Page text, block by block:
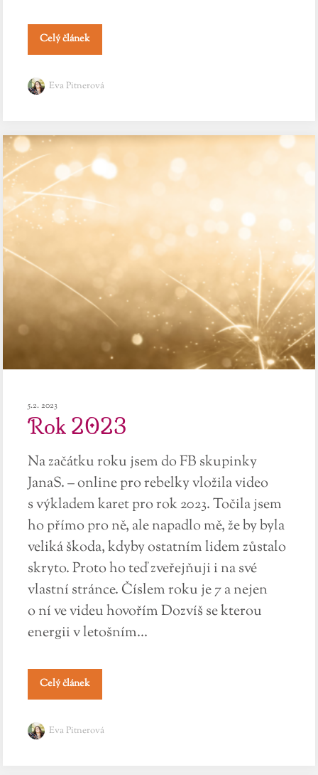
Celý článek
Eva Pitnerová
5.2. 2023
Rok 2023
Na začátku roku jsem do FB skupinky
JanaS. – online pro rebelky vložila video
s výkladem karet pro rok 2023. Točila jsem
ho přímo pro ně, ale napadlo mě, že by byla
veliká škoda, kdyby ostatním lidem zůstalo
skryto. Proto ho teď zveřejňuji i na své
vlastní stránce. Číslem roku je 7 a nejen
o ní ve videu hovořím Dozvíš se kterou
energii v letošním...
Celý článek
Eva Pitnerová